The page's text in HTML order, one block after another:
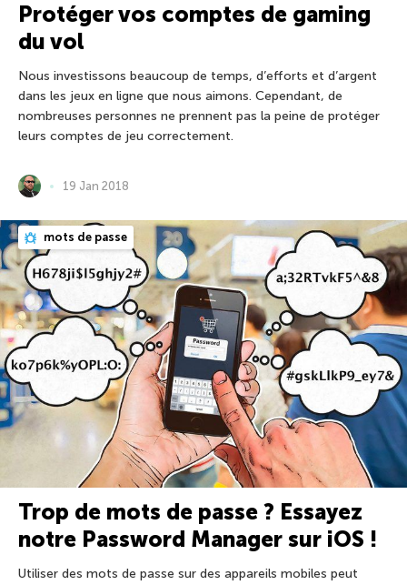
Protéger vos comptes de gaming
du vol
Nous investissons beaucoup de temps, d’efforts et d’argent
dans les jeux en ligne que nous aimons. Cependant, de
nombreuses personnes ne prennent pas la peine de protéger
leurs comptes de jeu correctement.
19 Jan 2018
mots de passe
Trop de mots de passe ? Essayez
notre Password Manager sur iOS !
Utiliser des mots de passe sur des appareils mobiles peut